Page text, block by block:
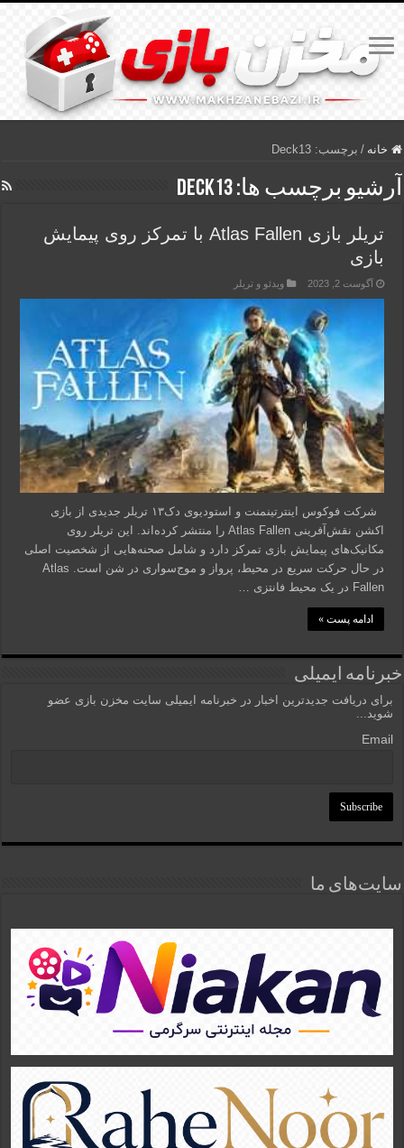
خانه / برچسب:Deck13
آرشیو برچسب ها:Deck13
تریلر بازی Atlas Fallen با تمرکز روی پیمایش
بازی
آگوست 2, 2023 ویدئو و تریلر
شرکت فوکوس اینترتینمنت و استودیوی دک۱۳ تریلر جدیدی از بازی
اکشن نقش‌آفرینی Atlas Fallen را منتشر کرده‌اند. این تریلر روی
مکانیک‌های پیمایش بازی تمرکز دارد و شامل صحنه‌هایی از شخصیت اصلی
در حال حرکت سریع در محیط، پرواز و موج‌سواری در شن است. Atlas
Fallen در یک محیط فانتزی …
ادامه پست »
خبرنامه ایمیلی
برای دریافت جدیدترین اخبار در خبرنامه ایمیلی سایت مخزن بازی عضو
شوید...
Email
سایت‌های ما